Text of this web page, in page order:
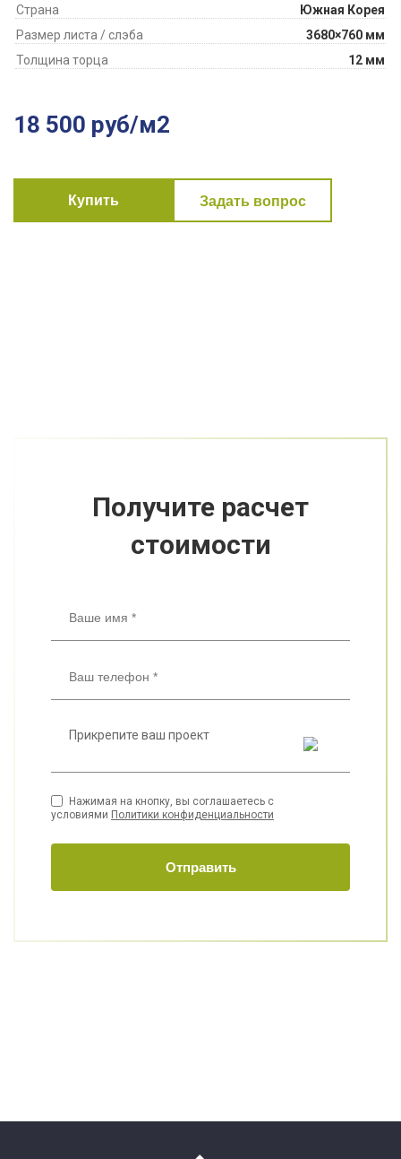
Страна
Южная Корея
Размер листа / слэба
3680×760 мм
Толщина торца
12 мм
18 500 руб/м2
Купить Задать вопрос
Получите расчет
стоимости
Прикрепите ваш проект
Нажимая на кнопку, вы соглашаетесь с
условиями Политики конфиденциальности
Отправить